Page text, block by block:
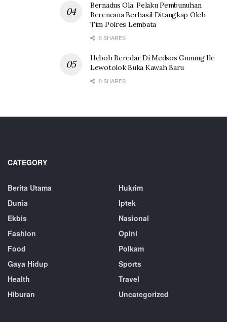
Bernadus Ola, Pelaku Pembunuhan
Berencana Berhasil Ditangkap Oleh
Tim Polres Lembata
0 SHARES
Heboh Beredar Di Medsos Gunung Ile
Lewotolok Buka Kawah Baru
0 SHARES
CATEGORY
Berita Utama
Dunia
Ekbis
Fashion
Food
Gaya Hidup
Health
Hiburan
Hukrim
Iptek
Nasional
Opini
Polkam
Sports
Travel
Uncategorized